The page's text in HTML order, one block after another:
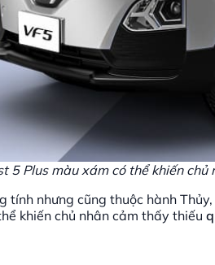
5 Plus màu xám có thể khiến
tính nhưng cũng thuộc hành
khiến chủ nhân cảm thấy thiếu